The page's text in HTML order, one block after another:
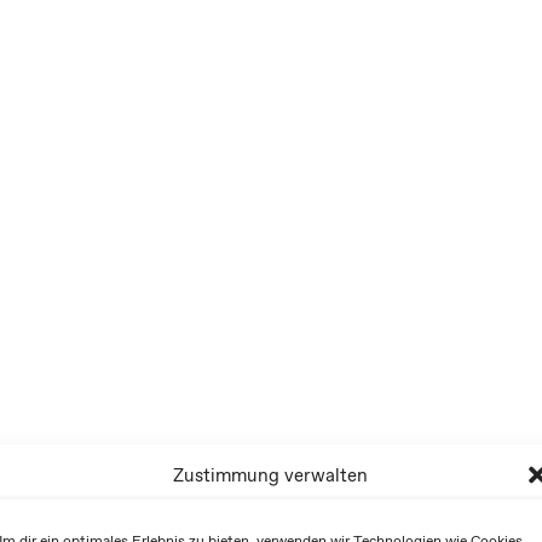
Zustimmung verwalten